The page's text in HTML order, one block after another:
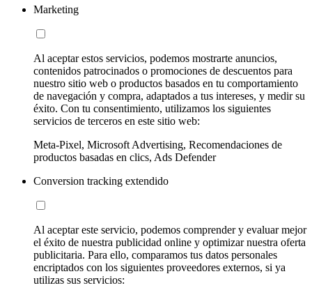
Marketing
Al aceptar estos servicios, podemos mostrarte anuncios,
contenidos patrocinados o promociones de descuentos para
nuestro sitio web o productos basados en tu comportamiento
de navegación y compra, adaptados a tus intereses, y medir su
éxito. Con tu consentimiento, utilizamos los siguientes
servicios de terceros en este sitio web:
Meta-Pixel, Microsoft Advertising, Recomendaciones de
productos basadas en clics, Ads Defender
Conversion tracking extendido
Al aceptar este servicio, podemos comprender y evaluar mejor
el éxito de nuestra publicidad online y optimizar nuestra oferta
publicitaria. Para ello, comparamos tus datos personales
encriptados con los siguientes proveedores externos, si ya
utilizas sus servicios: